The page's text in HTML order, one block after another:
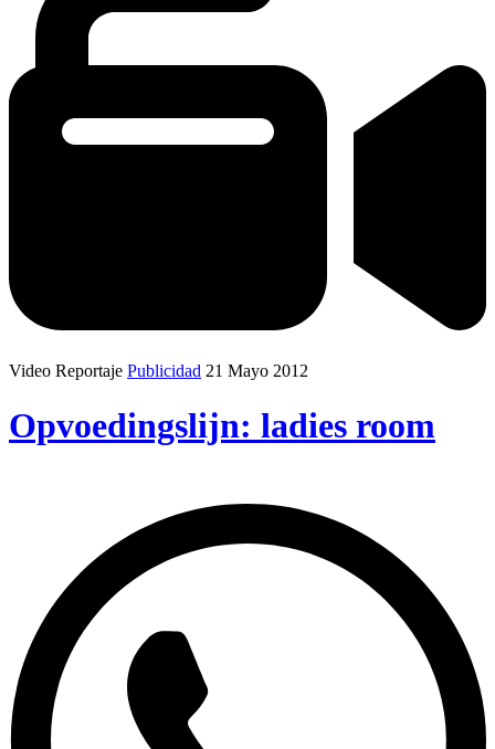
Video Reportaje Publicidad 21 Mayo 2012
Opvoedingslijn: ladies room